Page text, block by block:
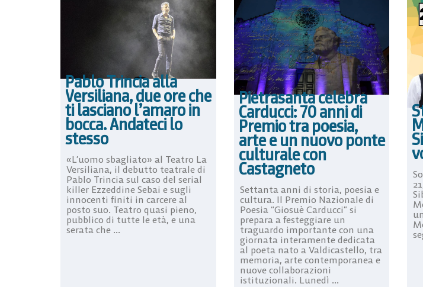
Pablo Trincia alla
Versiliana, due ore che
ti lasciano l’amaro in
bocca. Andateci lo
stesso
«L’uomo sbagliato» al Teatro La
Versiliana, il debutto teatrale di
Pablo Trincia sul caso del serial
killer Ezzeddine Sebai e sugli
innocenti finiti in carcere al
posto suo. Teatro quasi pieno,
pubblico di tutte le età, e una
serata che ...
Pietrasanta celebra
Carducci: 70 anni di
Premio tra poesia,
arte e un nuovo ponte
culturale con
Castagneto
Settanta anni di storia, poesia e
cultura. Il Premio Nazionale di
Poesia “Giosuè Carducci” si
prepara a festeggiare un
traguardo importante con una
giornata interamente dedicata
al poeta nato a Valdicastello, tra
memoria, arte contemporanea e
nuove collaborazioni
istituzionali. Lunedì ...